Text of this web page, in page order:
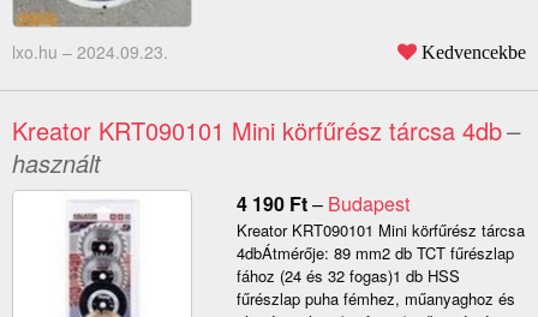
lxo.hu – 2024.09.23. Kedvencekbe
Kreator KRT090101 Mini körfűrész tárcsa 4db–
használt
4 190 Ft– Budapest
Kreator KRT090101 Mini körfűrész tárcsa
4dbÁtmérője: 89 mm2 db TCT fűrészlap
fához (24 és 32 fogas)1 db HSS
fűrészlap puha fémhez, műanyaghoz és